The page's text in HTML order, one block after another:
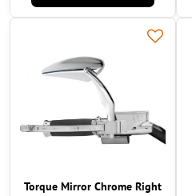
Torque Mirror Chrome Right